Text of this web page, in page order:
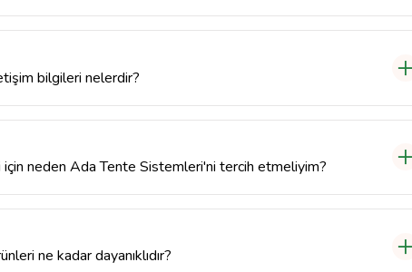
bilgileri nelerdir?
neden Ada Tente Sistemleri'ni tercih etmeliyim?
ne kadar dayanıklıdır?